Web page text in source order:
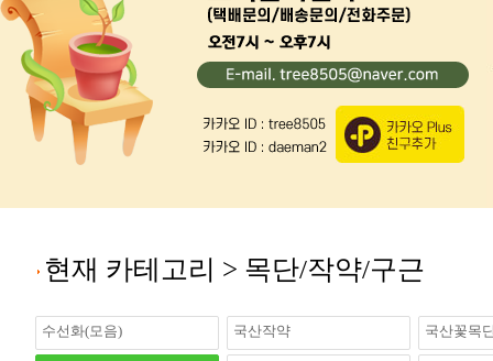
현재 카테고리 > 목단/작약/구근
수선화(모음) 국산작약 국산꽃목